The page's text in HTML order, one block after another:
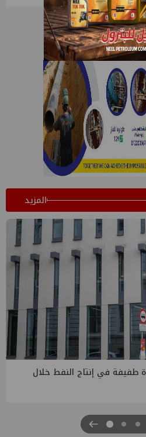
المزيد
طفيفة في إنتاج النفط خلال